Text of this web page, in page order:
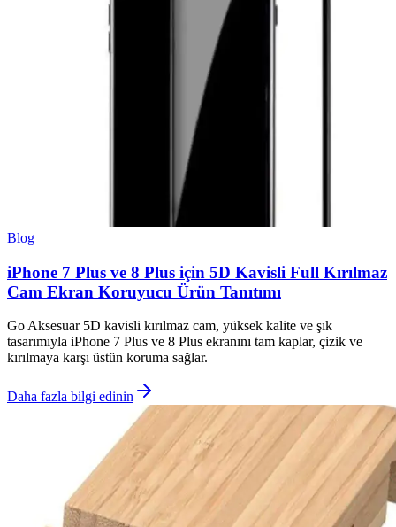
Blog
iPhone 7 Plus ve 8 Plus için 5D Kavisli Full Kırılmaz
Cam Ekran Koruyucu Ürün Tanıtımı
Go Aksesuar 5D kavisli kırılmaz cam, yüksek kalite ve şık
tasarımıyla iPhone 7 Plus ve 8 Plus ekranını tam kaplar, çizik ve
kırılmaya karşı üstün koruma sağlar.
Daha fazla bilgi edinin